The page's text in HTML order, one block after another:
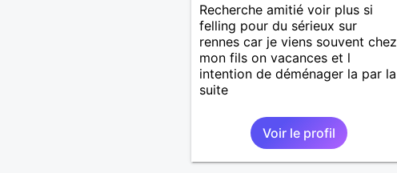
Recherche amitié voir plus si
felling pour du sérieux sur
rennes car je viens souvent chez
mon fils on vacances et l
intention de déménager la par la
suite
Voir le profil